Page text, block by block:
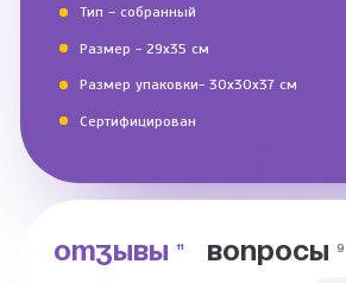
Тип – собранный
Размер - 29х35 см
Размер упаковки- 30х30х37 см
Сертифицирован
ОТЗЫВЫ 11 ВОПРОСЫ 9